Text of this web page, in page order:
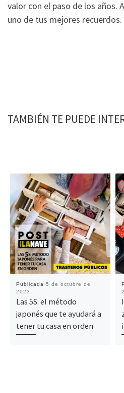
valor con el paso de los años.
uno de tus mejores recuerdos.
TAMBIÉN TE PUEDE
Publicada 5 de octubre de
2023
Las 5S: el método
japonés que te ayudará a
tener tu casa en orden